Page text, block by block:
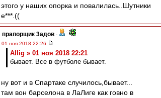
этого у наших опорка и повалилась..Шутники
е***.((
прапорщик 3адoв -
01 ноя 2018 22:26
Allig » 01 ноя 2018 22:21
бывает. Все в футболе бывает.
ну вот и в Спартаке случилось,бывает...
там вон барселона в ЛаЛиге как говно в